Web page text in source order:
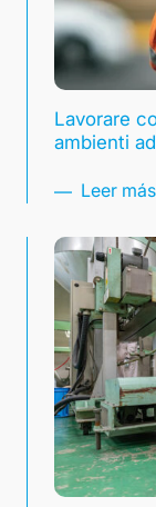
Lavorare
ambienti
Leer más